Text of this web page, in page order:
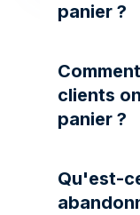
panier ?
clients
panier ?
Qu'est-